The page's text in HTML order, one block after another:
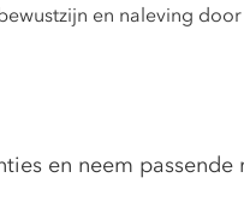
en naleving
en neem passende